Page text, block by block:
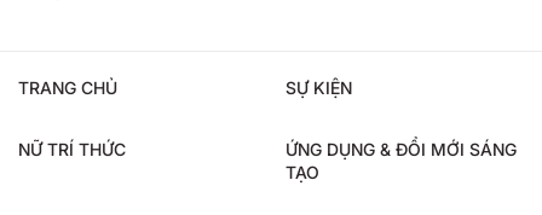
TRANG CHỦ SỰ KIỆN
NỮ TRÍ THỨC
ỨNG DỤNG & ĐỔI MỚI SÁNG
TẠO